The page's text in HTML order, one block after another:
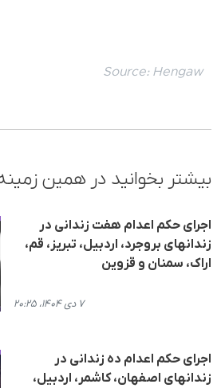
Source: Hengaw
بیشتر بخوانید در همین
اجرای حکم اعدام هفت زندانی در
زندانهای بروجرد، اردبیل، تبریز، قم،
اراک، سمنان و قزوین
۷ دی ۱۴۰۴، ۲۰:۲۵
اجرای حکم اعدام دە زندانی در
زندانهای اصفهان، کاشمر، اردبیل،